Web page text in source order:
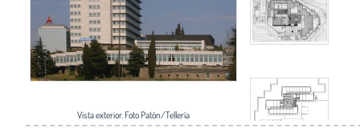
Vista exterior. Foto Patón/Tellería